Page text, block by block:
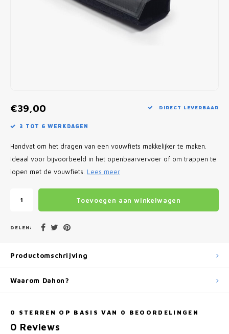
€39,00 DIRECT LEVERBAAR
3 TOT 6 WERKDAGEN
Handvat om het dragen van een vouwfiets makkelijker te maken.
Ideaal voor bijvoorbeeld in het openbaarvervoer of om trappen te
lopen met de vouwfiets. Lees meer
Toevoegen aan winkelwagen
DELEN:
Productomschrijving
Waarom Dahon?
0 STERREN OP BASIS VAN 0 BEOORDELINGEN
0 Reviews